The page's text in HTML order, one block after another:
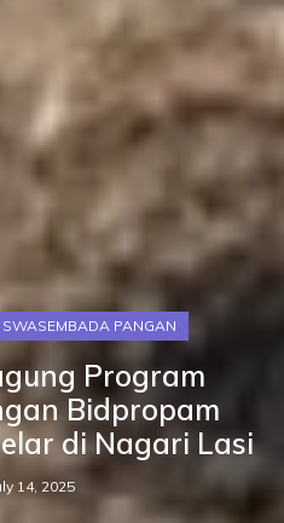
SWASEMBADA PANGAN
Program
Bidpropam
di Nagari Lasi
14, 2025